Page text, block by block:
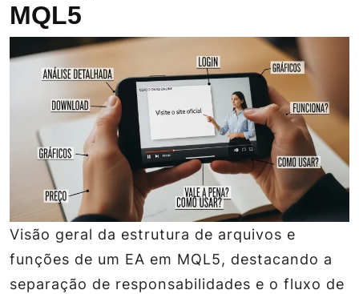
MQL5
Visão geral da estrutura de arquivos e
funções de um EA em MQL5, destacando a
separação de responsabilidades e o fluxo de